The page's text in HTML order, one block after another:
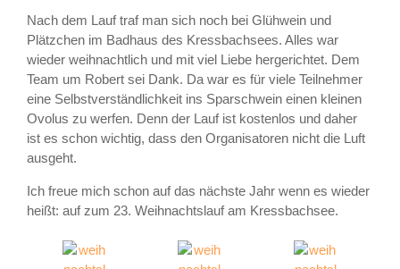
Nach dem Lauf traf man sich noch bei Glühwein und
Plätzchen im Badhaus des Kressbachsees. Alles war
wieder weihnachtlich und mit viel Liebe hergerichtet. Dem
Team um Robert sei Dank. Da war es für viele Teilnehmer
eine Selbstverständlichkeit ins Sparschwein einen kleinen
Ovolus zu werfen. Denn der Lauf ist kostenlos und daher
ist es schon wichtig, dass den Organisatoren nicht die Luft
ausgeht.
Ich freue mich schon auf das nächste Jahr wenn es wieder
heißt: auf zum 23. Weihnachtslauf am Kressbachsee.